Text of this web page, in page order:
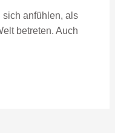
sich anfühlen, als
betreten. Auch